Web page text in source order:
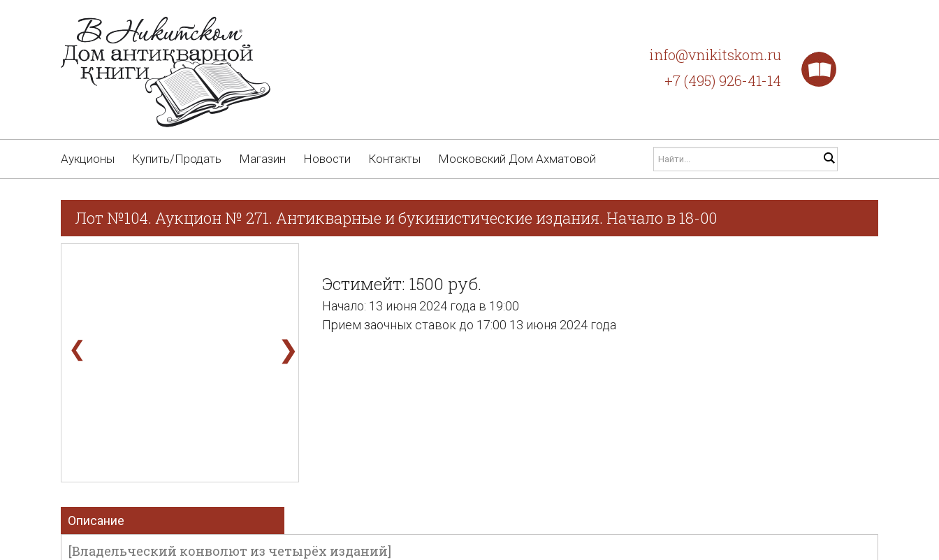
info@vnikitskom.ru
+7 (495) 926-41-14
Аукционы Купить/Продать Магазин Новости Контакты Московский Дом Ахматовой
Лот №104. Аукцион № 271. Антикварные и букинистические издания. Начало в 18-00
❮ ❯
Эстимейт: 1500 руб.
Начало: 13 июня 2024 года в 19:00
Прием заочных ставок до 17:00 13 июня 2024 года
Описание
[Владельческий конволют из четырёх изданий]